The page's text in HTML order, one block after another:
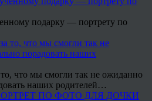
подарку — портрету по
что мы смогли так не ожиданно
наших родителей…